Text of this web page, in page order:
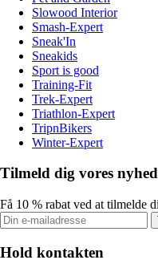
Slowood Interior
Smash-Expert
Sneak'In
Sneakids
Sport is good
Training-Fit
Trek-Expert
Triathlon-Expert
TripnBikers
Winter-Expert
Tilmeld dig vores
Få 10 % rabat ved at tilmelde
Hold kontakten